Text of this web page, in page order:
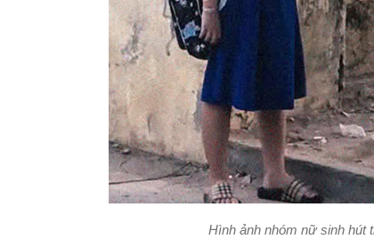
Hình ảnh nhóm nữ sinh hút